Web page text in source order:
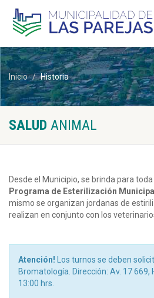
Inicio Historia
SALUD ANIMAL
Desde el Municipio, se brinda para
Programa de Esterilización Municipal
mismo se organizan jordanas de
realizan en conjunto con los
Atención! Los turnos se deben
Bromatología. Dirección: Av. 17 669,
13:00 hrs.